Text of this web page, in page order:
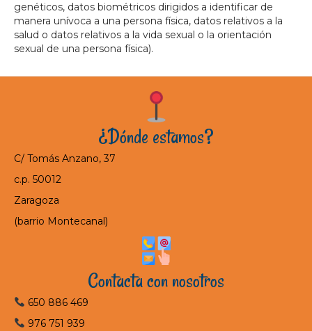
genéticos, datos biométricos dirigidos a identificar de
manera unívoca a una persona física, datos relativos a la
salud o datos relativos a la vida sexual o la orientación
sexual de una persona física).
¿Dónde estamos?
C/ Tomás Anzano, 37
c.p. 50012
Zaragoza
(barrio Montecanal)
Contacta con nosotros
650 886 469
976 751 939